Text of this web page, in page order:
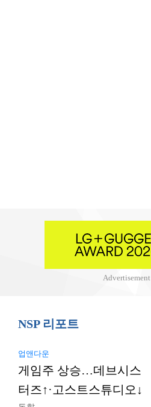
Advertisement
NSP 리포트
업앤다운
게임주 상승…데브시스
터즈↑·고스트스튜디오↓